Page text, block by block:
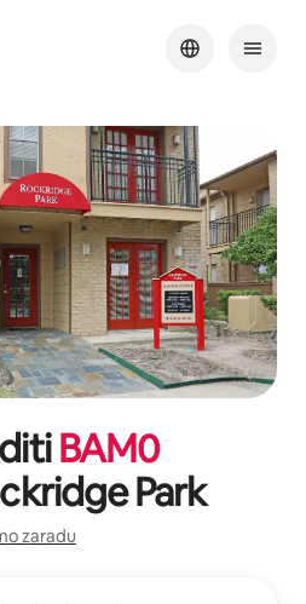
BAM0
Park
zaradu